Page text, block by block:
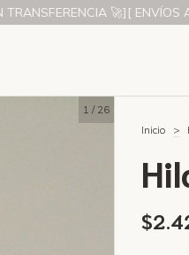
🚀][ ENVÍOS A TODO EL
1 / 26
Inicio
>